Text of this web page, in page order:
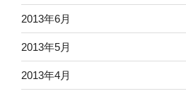
2013年6月
2013年5月
2013年4月